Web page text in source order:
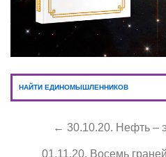
НАЙТИ ЕДИНОМЫШЛЕННИКОВ
← 30.10.20. Нефть –
01.11.20. Восемь